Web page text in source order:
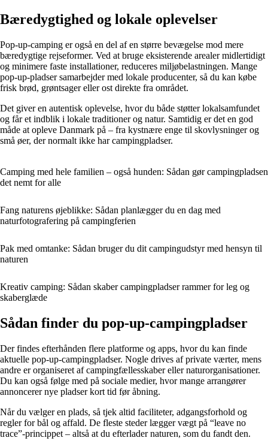
Bæredygtighed og lokale oplevelser
Pop-up-camping er også en del af en større bevægelse mod mere
bæredygtige rejseformer. Ved at bruge eksisterende arealer midlertidigt
og minimere faste installationer, reduceres miljøbelastningen. Mange
pop-up-pladser samarbejder med lokale producenter, så du kan købe
frisk brød, grøntsager eller ost direkte fra området.
Det giver en autentisk oplevelse, hvor du både støtter lokalsamfundet
og får et indblik i lokale traditioner og natur. Samtidig er det en god
måde at opleve Danmark på – fra kystnære enge til skovlysninger og
små øer, der normalt ikke har campingpladser.
Camping med hele familien – også hunden: Sådan gør campingpladsen
det nemt for alle
Fang naturens øjeblikke: Sådan planlægger du en dag med
naturfotografering på campingferien
Pak med omtanke: Sådan bruger du dit campingudstyr med hensyn til
naturen
Kreativ camping: Sådan skaber campingpladser rammer for leg og
skaberglæde
Sådan finder du pop-up-campingpladser
Der findes efterhånden flere platforme og apps, hvor du kan finde
aktuelle pop-up-campingpladser. Nogle drives af private værter, mens
andre er organiseret af campingfællesskaber eller naturorganisationer.
Du kan også følge med på sociale medier, hvor mange arrangører
annoncerer nye pladser kort tid før åbning.
Når du vælger en plads, så tjek altid faciliteter, adgangsforhold og
regler for bål og affald. De fleste steder lægger vægt på “leave no
trace”-princippet – altså at du efterlader naturen, som du fandt den.